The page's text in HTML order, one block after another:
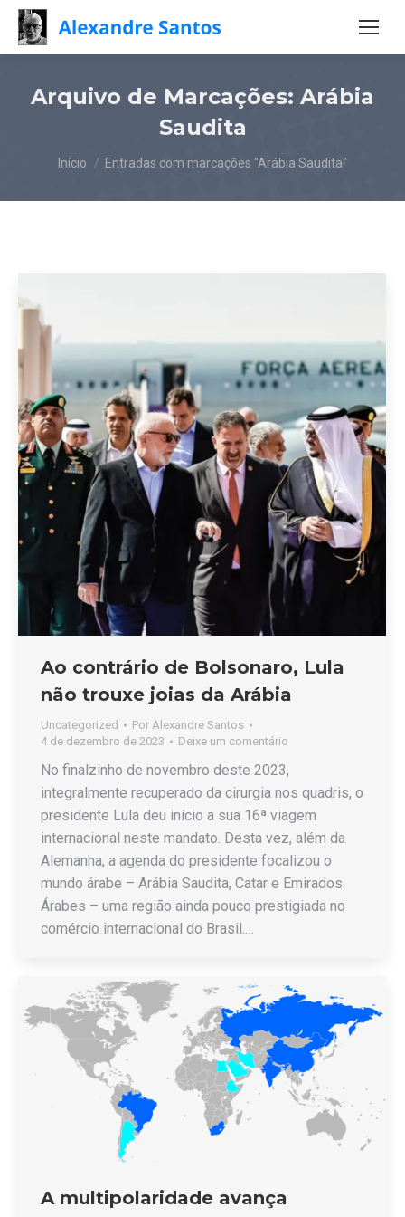
Arquivo de Marcações: Arábia
Saudita
Você está aqui:
Início Entradas com marcações "Arábia Saudita"
Ao contrário de Bolsonaro, Lula
não trouxe joias da Arábia
Uncategorized Por Alexandre Santos
4 de dezembro de 2023
Deixe um comentário
No finalzinho de novembro deste 2023,
integralmente recuperado da cirurgia nos quadris, o
presidente Lula deu início a sua 16ª viagem
internacional neste mandato. Desta vez, além da
Alemanha, a agenda do presidente focalizou o
mundo árabe – Arábia Saudita, Catar e Emirados
Árabes – uma região ainda pouco prestigiada no
comércio internacional do Brasil.…
A multipolaridade avança